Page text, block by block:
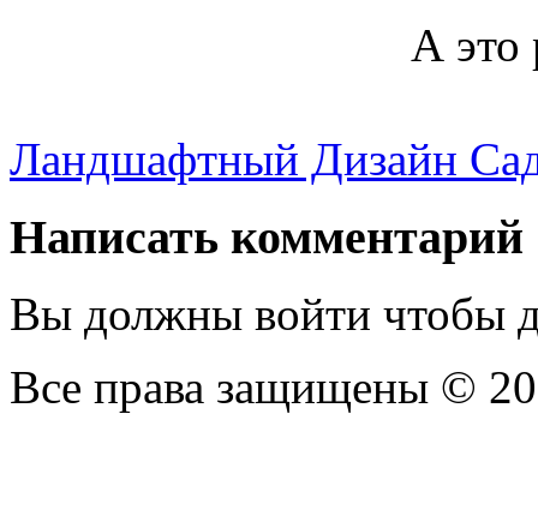
А это
Ландшафтный Дизайн
Написать комментарий
Вы должны войти чтобы
Все права защищены ©